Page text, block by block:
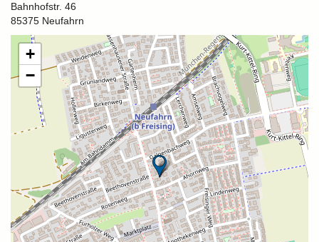
Bahnhofstr. 46
85375 Neufahrn
+
−